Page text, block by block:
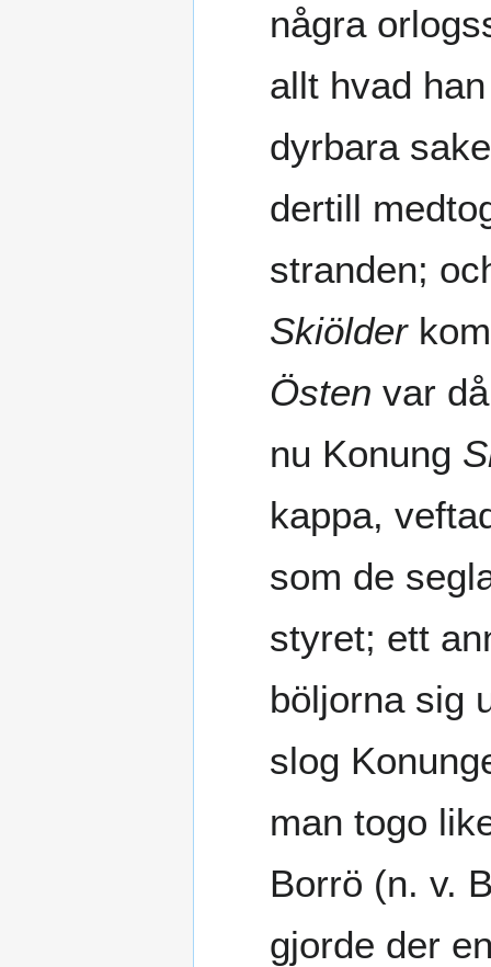
några
allt hvad
dyrbara
dertill
stranden;
Skiölderkom
Östen var
nu Konung
kappa,
som de
styret; ett
böljorna sig
slog
man togo
Borrö (n. v.
gjorde der